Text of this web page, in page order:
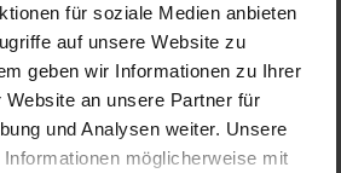
für soziale Medien anbieten
auf unsere Website zu
geben wir Informationen zu Ihrer
Website an unsere Partner für
und Analysen weiter. Unsere
möglicherweise mit